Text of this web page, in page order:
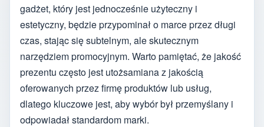
gadżet, który jest jednocześnie użyteczny i
estetyczny, będzie przypominał o marce przez długi
czas, stając się subtelnym, ale skutecznym
narzędziem promocyjnym. Warto pamiętać, że jakość
prezentu często jest utożsamiana z jakością
oferowanych przez firmę produktów lub usług,
dlatego kluczowe jest, aby wybór był przemyślany i
odpowiadał standardom marki.